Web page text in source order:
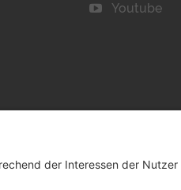
Youtube